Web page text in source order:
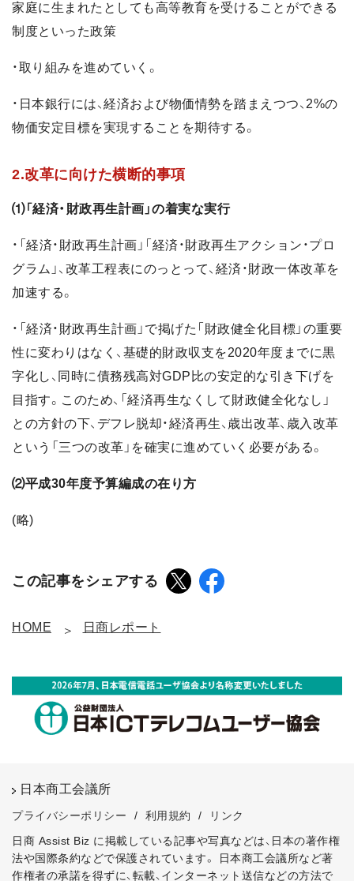
家庭に生まれたとしても高等教育を受けることができる
制度といった政策
・取り組みを進めていく。
・日本銀行には、経済および物価情勢を踏まえつつ、2%の
物価安定目標を実現することを期待する。
2.改革に向けた横断的事項
⑴「経済・財政再生計画」の着実な実行
・「経済・財政再生計画」「経済・財政再生アクション・プロ
グラム」、改革工程表にのっとって、経済・財政一体改革を
加速する。
・「経済・財政再生計画」で掲げた「財政健全化目標」の重要
性に変わりはなく、基礎的財政収支を2020年度までに黒
字化し、同時に債務残高対GDP比の安定的な引き下げを
目指す。このため、「経済再生なくして財政健全化なし」
との方針の下、デフレ脱却・経済再生、歳出改革、歳入改革
という「三つの改革」を確実に進めていく必要がある。
⑵平成30年度予算編成の在り方
(略)
この記事をシェアする
HOME 日商レポート
日本商工会議所
プライバシーポリシー / 利用規約 /
リンク
日商 Assist Biz に掲載している記事や写真などは、日本の著作権
法や国際条約などで保護されています。
日本商工会議所など著
作権者の承諾を得ずに、転載、インターネット送信などの方法で